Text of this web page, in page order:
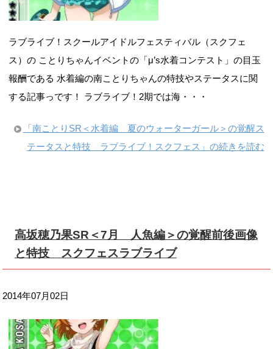
ラブライブ！スクールアイドルフェスティバル（スクフェ
ス）の ことりちゃんイベントの「μ’s水着コンテスト」の目玉
報酬である 水着編の南ことりちゃんの特技やステータスに関
する記事っです！ ラブライブ！2期では海・・・
「南ことりSR＜水着編 夏のウォーターガール＞の覚醒ス
テータスと特技 ラブライブ！スクフェス」の続きを読む
高坂穂乃果SR＜7月 人魚編＞の覚醒前後画像
と特技 スクフェスラブライブ
2014年07月02日